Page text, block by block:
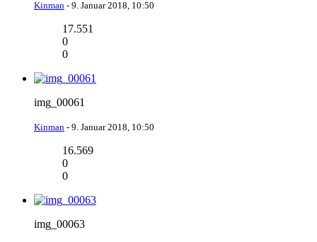
Kinman - 9. Januar 2018, 10:50
17.551
0
0
img_00061
Kinman - 9. Januar 2018, 10:50
16.569
0
0
img_00063